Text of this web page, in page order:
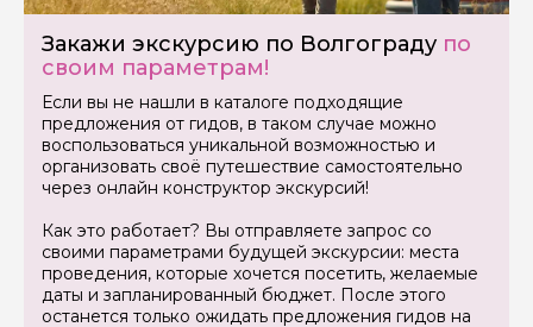
Закажи экскурсию по Волгограду по
своим параметрам!
Если вы не нашли в каталоге подходящие
предложения от гидов, в таком случае можно
воспользоваться уникальной возможностью и
организовать своё путешествие самостоятельно
через онлайн конструктор экскурсий!
Как это работает? Вы отправляете запрос со
своими параметрами будущей экскурсии: места
проведения, которые хочется посетить, желаемые
даты и запланированный бюджет. После этого
останется только ожидать предложения гидов на